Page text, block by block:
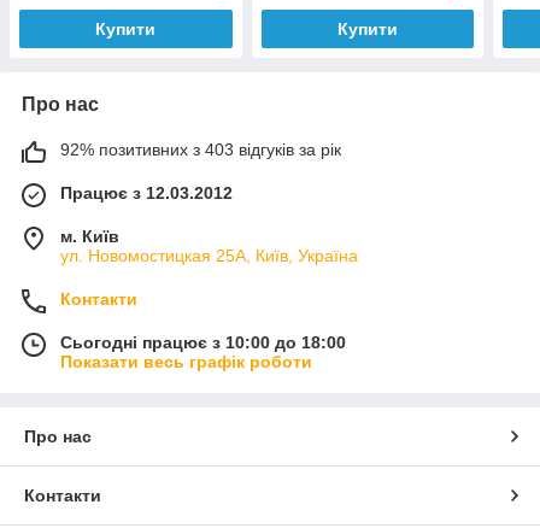
Купити Купити
Про нас
92% позитивних з 403 відгуків за рік
Працює з 12.03.2012
м. Київ
ул. Новомостицкая 25А, Київ, Україна
Контакти
Сьогодні працює з 10:00 до 18:00
Показати весь графік роботи
Про нас
Контакти